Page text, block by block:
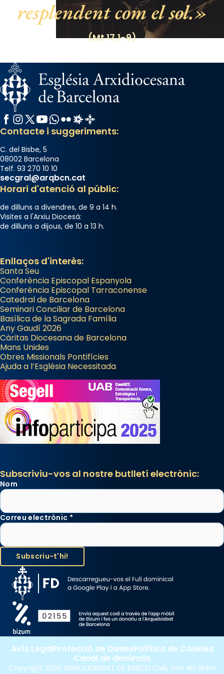
resplendent com el sol.
(Mt 17,1-9)
Facebook
Instagram
X / Twitter
YouTube
WhatsApp
FlickrRadio Estel
Catalunya Cristiana
Contacte i suggeriments:
C. del Bisbe, 5
08002 Barcelona
Telf. 93 270 10 10
secgral@arqbcn.cat
Horari d'atenció al públic:
de dilluns a divendres, de 9 a 14 h.
Visites a l'Arxiu Diocesà:
de dilluns a dijous, de 10 a 13 h.
Enllaços d'interès:
Santa Seu
Conferència Episcopal Espanyola
Conferència Episcopal Tarraconense
Catedral de Barcelona
Seminari Conciliar de Barcelona
Basílica de la Sagrada Família
Any Gaudí 2026
Càritas Diocesana de Barcelona
Mans Unides
Obres Missionals Pontifícies
Ajuda a l’Església Necessitada
Subscriviu-vos al nostre butlletí electrònic:
Nom
Correu electrònic *
Copyright 2026 ©ARQUEBISBAT DE BARCELONA, tots els drets
Avís LegalProtecció de DadesPolítica de Cookies
Canal de denúncia